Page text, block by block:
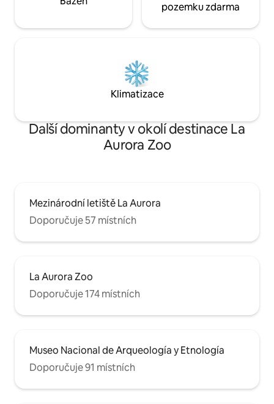
pozemku zdarma
Klimatizace
Další dominanty v okolí destinace La
Aurora Zoo
Mezinárodní letiště La Aurora
Doporučuje 57 místních
La Aurora Zoo
Doporučuje 174 místních
Museo Nacional de Arqueología y Etnología
Doporučuje 91 místních